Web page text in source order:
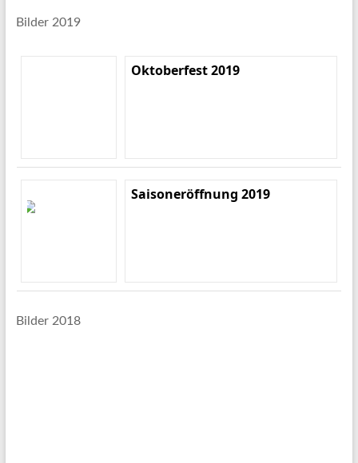
Bilder 2019
Oktoberfest 2019
Saisoneröffnung 2019
Bilder 2018